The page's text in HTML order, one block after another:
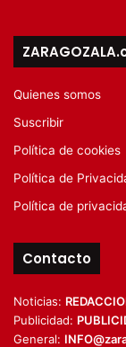
Quienes somos
Suscribir
Política de cookies
Política de
Política de
Contacto
Noticias:
Publicidad:
General: